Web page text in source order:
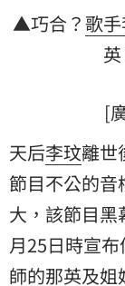
▲巧合？歌手
英
[
天后李玟離世
節目不公的
大，該節目
月25日時宣
師的那英及